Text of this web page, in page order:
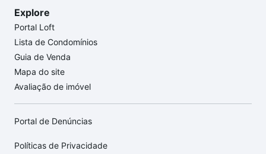
Explore
Portal Loft
Lista de Condomínios
Guia de Venda
Mapa do site
Avaliação de imóvel
Portal de Denúncias
Políticas de Privacidade